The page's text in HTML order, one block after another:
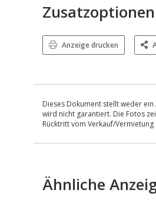
Zusatzoptionen
Anzeige drucken
Dieses Dokument stellt weder
wird nicht garantiert. Die Fotos
Rücktritt vom Verkauf/
Ähnliche